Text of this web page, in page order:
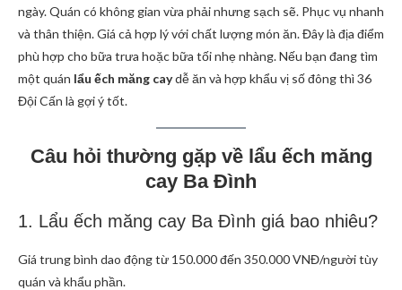
ngày. Quán có không gian vừa phải nhưng sạch sẽ. Phục vụ nhanh
và thân thiện. Giá cả hợp lý với chất lượng món ăn. Đây là địa điểm
phù hợp cho bữa trưa hoặc bữa tối nhẹ nhàng. Nếu bạn đang tìm
một quán lẩu ếch măng caydễ ăn và hợp khẩu vị số đông thì 36
Đội Cấn là gợi ý tốt.
Câu hỏi thường gặp về lẩu ếch măng
cay Ba Đình
1. Lẩu ếch măng cay Ba Đình giá bao nhiêu?
Giá trung bình dao động từ 150.000 đến 350.000 VNĐ/người tùy
quán và khẩu phần.